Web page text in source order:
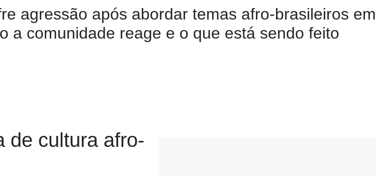
agressão após abordar temas afro-brasileiros em
comunidade reage e o que está sendo feito
de cultura afro-